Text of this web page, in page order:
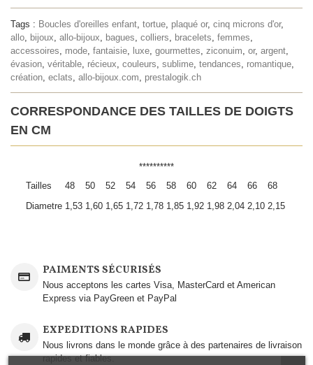
Tags : Boucles d'oreilles enfant, tortue, plaqué or, cinq microns d'or,
allo, bijoux, allo-bijoux, bagues, colliers, bracelets, femmes,
accessoires, mode, fantaisie, luxe, gourmettes, ziconuim, or, argent,
évasion, véritable, récieux, couleurs, sublime, tendances, romantique,
création, eclats, allo-bijoux.com, prestalogik.ch
CORRESPONDANCE DES TAILLES DE DOIGTS
EN CM
**********
Tailles
48 50 52 54 56 58 60 62 64 66
68
Diametre 1,53 1,60 1,65 1,72 1,78 1,85 1,92 1,98 2,04 2,10 2,15
PAIMENTS SÉCURISÉS
Nous acceptons les cartes Visa, MasterCard et American
Express via PayGreen et PayPal
EXPEDITIONS RAPIDES
Nous livrons dans le monde grâce à des partenaires de livraison
rapides et fiables.